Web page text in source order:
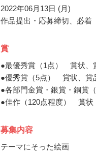
2022年06月13日 (月)
作品提出・応募締切、必着
賞
●最優秀賞（1点） 賞状、
●優秀賞（5点） 賞状、賞
●各部門金賞・銀賞・銅賞
●佳作（120点程度） 賞状
募集内容
テーマにそった絵画